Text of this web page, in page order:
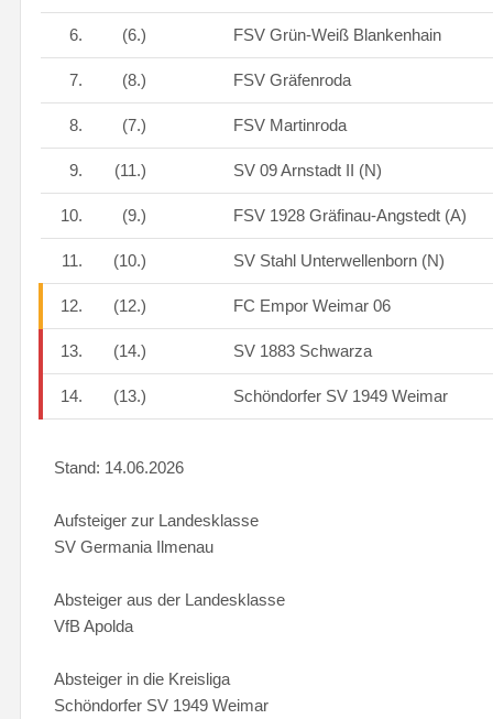
6. (6.) FSV Grün-Weiß Blankenhain
7. (8.) FSV Gräfenroda
8. (7.) FSV Martinroda
9. (11.) SV 09 Arnstadt II (N)
10. (9.) FSV 1928 Gräfinau-Angstedt (A)
11. (10.) SV Stahl Unterwellenborn (N)
12. (12.) FC Empor Weimar 06
13. (14.) SV 1883 Schwarza
14. (13.) Schöndorfer SV 1949 Weimar
Stand: 14.06.2026
Aufsteiger zur Landesklasse
SV Germania Ilmenau
Absteiger aus der Landesklasse
VfB Apolda
Absteiger in die Kreisliga
Schöndorfer SV 1949 Weimar